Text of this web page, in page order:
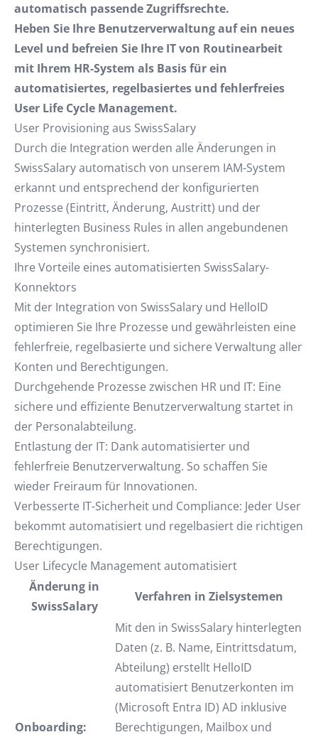
automatisch passende Zugriffsrechte.
Heben Sie Ihre Benutzerverwaltung auf ein neues
Level und befreien Sie Ihre IT von Routinearbeit
mit Ihrem HR-System als Basis für ein
automatisiertes, regelbasiertes und fehlerfreies
User Life Cycle Management.
User Provisioning aus SwissSalary
Durch die Integration werden alle Änderungen in
SwissSalary automatisch von unserem IAM-System
erkannt und entsprechend der konfigurierten
Prozesse (Eintritt, Änderung, Austritt) und der
hinterlegten Business Rules in allen angebundenen
Systemen synchronisiert.
Ihre Vorteile eines automatisierten SwissSalary-
Konnektors
Mit der Integration von SwissSalary und HelloID
optimieren Sie Ihre Prozesse und gewährleisten eine
fehlerfreie, regelbasierte und sichere Verwaltung aller
Konten und Berechtigungen.
Durchgehende Prozesse zwischen HR und IT: Eine
sichere und effiziente Benutzerverwaltung startet in
der Personalabteilung.
Entlastung der IT: Dank automatisierter und
fehlerfreie Benutzerverwaltung. So schaffen Sie
wieder Freiraum für Innovationen.
Verbesserte IT-Sicherheit und Compliance: Jeder User
bekommt automatisiert und regelbasiert die richtigen
Berechtigungen.
User Lifecycle Management automatisiert
Änderung in
SwissSalary
Verfahren in Zielsystemen
Onboarding:
Mit den in SwissSalary hinterlegten
Daten (z. B. Name, Eintrittsdatum,
Abteilung) erstellt HelloID
automatisiert Benutzerkonten im
(Microsoft Entra ID) AD inklusive
Berechtigungen, Mailbox und